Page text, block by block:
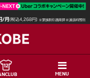
MENU